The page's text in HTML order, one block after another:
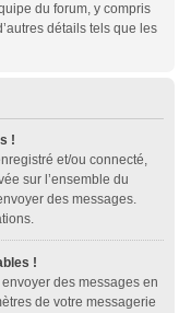
du forum, y compris
détails tels que les
!
et/ou connecté,
sur l’ensemble du
des messages.
!
des messages en
de votre messagerie